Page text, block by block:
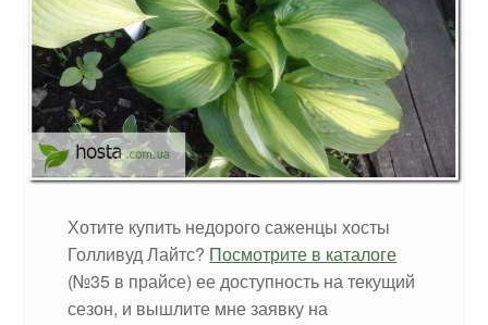
Хотите купить недорого саженцы хосты
Голливуд Лайтс? Посмотрите в каталоге
(№35 в прайсе) ее доступность на текущий
сезон, и вышлите мне заявку на